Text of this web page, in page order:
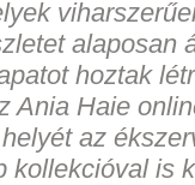
alaposan
hoztak
Ania Haie
az
kollekcióval is